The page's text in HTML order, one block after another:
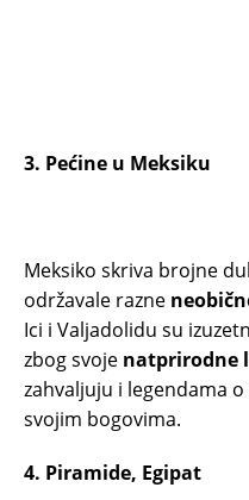
3. Pećine u Meksiku
Meksiko skriva brojne
održavale razne
Ici i Valjadolidu su
zbog svoje natprirodne
zahvaljuju i legendama
svojim bogovima.
4. Piramide, Egipat